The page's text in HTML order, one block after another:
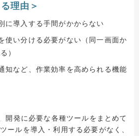
理由＞
に導入する手間がかからない
使い分ける必要がない（同一画面か
）
知など、作業効率を高められる機能
開発に必要な各種ツールをまとめて
ールを導入・利用する必要がなく、